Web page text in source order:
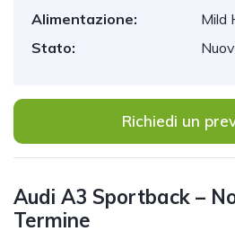
Alimentazione:
Mild
Stato:
Richiedi un
Audi A3 Sportback –
Termine